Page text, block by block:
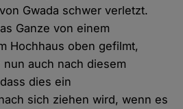
Gwada schwer verletzt.
Ganze von einem
Hochhaus oben gefilmt,
auch nach diesem
dies ein
sich ziehen wird, wenn es